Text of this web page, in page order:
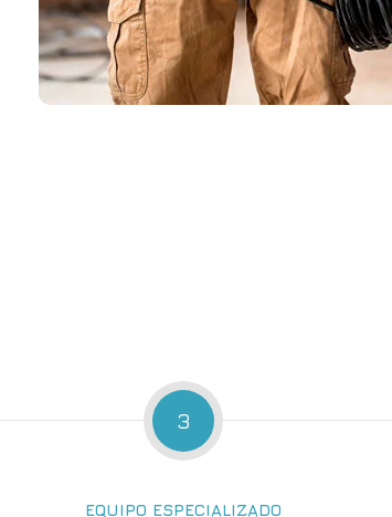
3
EQUIPO ESPECIALIZADO